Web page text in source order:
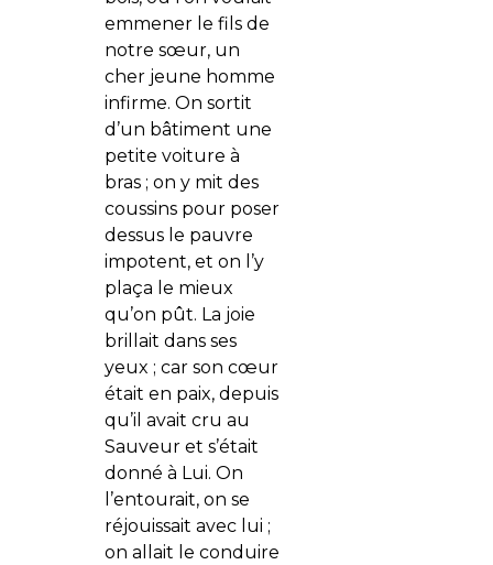
emmener le fils de
notre sœur, un
cher jeune homme
infirme. On sortit
d’un bâtiment une
petite voiture à
bras ; on y mit des
coussins pour poser
dessus le pauvre
impotent, et on l’y
plaça le mieux
qu’on pût. La joie
brillait dans ses
yeux ; car son cœur
était en paix, depuis
qu’il avait cru au
Sauveur et s’était
donné à Lui. On
l’entourait, on se
réjouissait avec lui ;
on allait le conduire